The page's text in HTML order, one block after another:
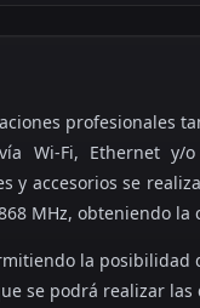
profesionales
Wi-Fi, Ethernet
y accesorios se
MHz, obteniendo la
la
se podrá realizar